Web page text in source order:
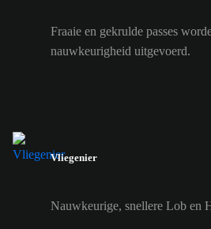
Fraaie en gekrulde passes
nauwkeurigheid uitgevoerd.
Vliegenier
Nauwkeurige, snellere Lob en